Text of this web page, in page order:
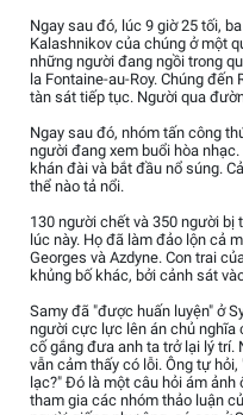
Ngay sau đó, lúc 9 giờ 25 tối,
Kalashnikov của chúng ở một
những người đang ngồi trong
la Fontaine-au-Roy. Chúng đến
tàn sát tiếp tục. Người qua
Ngay sau đó, nhóm tấn công
người đang xem buổi hòa
khán đài và bắt đầu nổ súng.
thể nào tả nổi.
130 người chết và 350 người bị
lúc này. Họ đã làm đảo lộn cả
Georges và Azdyne. Con trai
khủng bố khác, bởi cảnh sát
Samy đã "được huấn luyện" ở
người cực lực lên án chủ
cố gắng đưa anh ta trở lại lý trí.
vẫn cảm thấy có lỗi. Ông tự
lạc?" Đó là một câu hỏi ám ảnh
tham gia các nhóm thảo luận